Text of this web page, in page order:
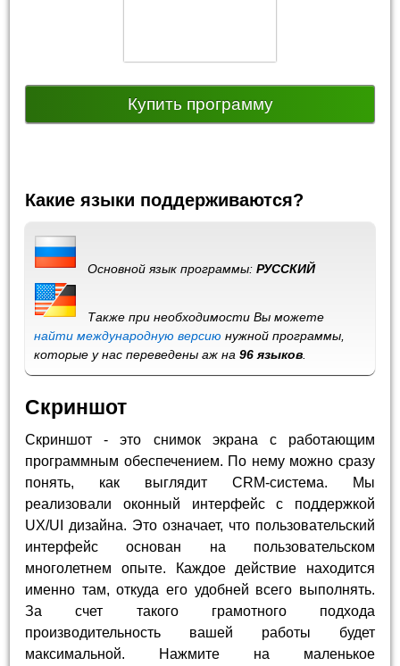
Купить программу
Какие языки поддерживаются?
Основной язык программы:РУССКИЙ
Также при необходимости Вы можете
найти международную версию нужной программы,
которые у нас переведены аж на96 языков
Скриншот
Скриншот - это снимок экрана с работающим
программным обеспечением. По нему можно сразу
понять, как выглядит CRM-система. Мы
реализовали оконный интерфейс с поддержкой
UX/UI дизайна. Это означает, что пользовательский
интерфейс основан на пользовательском
многолетнем опыте. Каждое действие находится
именно там, откуда его удобней всего выполнять.
За счет такого грамотного подхода
производительность вашей работы будет
максимальной. Нажмите на маленькое